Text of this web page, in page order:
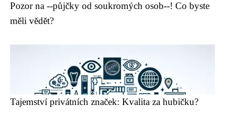
Pozor na --půjčky od soukromých osob--! Co byste
měli vědět?
Tajemství privátních značek: Kvalita za hubičku?